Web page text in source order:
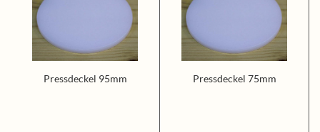
Pressdeckel 95mm Pressdeckel 75mm